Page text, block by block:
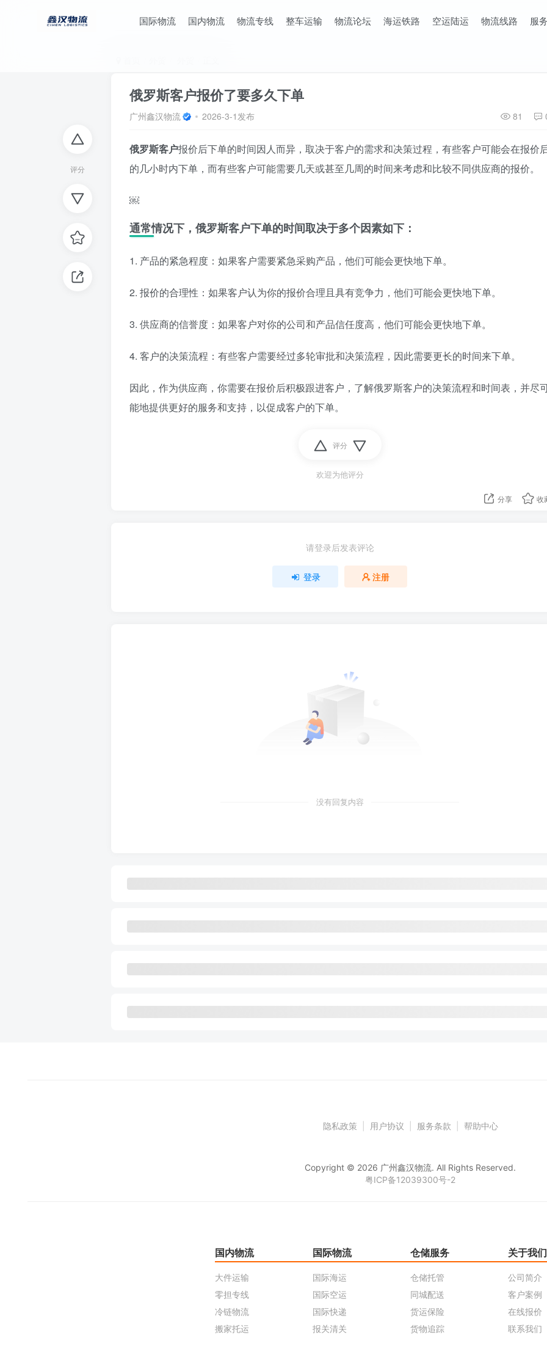
国际物流 国内物流 物流专线 整车运输 物流论坛 海运铁路 空运陆运 物流线路 服
评分
俄罗斯客户报价了要多久下单
广州鑫汉物流 2026-3-1发布 81
俄罗斯客户报价后下单的时间因人而异，取决于客户的需求和决策过程，有些客户可能会在报价
的几小时内下单，而有些客户可能需要几天或甚至几周的时间来考虑和比较不同供应商的报价。
￼
通常情况下，俄罗斯客户下单的时间取决于多个因素如下：
1. 产品的紧急程度：如果客户需要紧急采购产品，他们可能会更快地下单。
2. 报价的合理性：如果客户认为你的报价合理且具有竞争力，他们可能会更快地下单。
3. 供应商的信誉度：如果客户对你的公司和产品信任度高，他们可能会更快地下单。
4. 客户的决策流程：有些客户需要经过多轮审批和决策流程，因此需要更长的时间来下单。
因此，作为供应商，你需要在报价后积极跟进客户，了解俄罗斯客户的决策流程和时间表，并尽
能地提供更好的服务和支持，以促成客户的下单。
评分
欢迎为他评分
分享 收
请登录后发表评论
登录 注册
没有回复内容
隐私政策 用户协议 服务条款 帮助中心
Copyright © 2026 广州鑫汉物流. All Rights Reserved.
粤ICP备12039300号-2
国内物流
大件运输
零担专线
冷链物流
搬家托运
国际物流
国际海运
国际空运
国际快递
报关清关
仓储服务
仓储托管
同城配送
货运保险
货物追踪
关于我们
公司简介
客户案例
在线报价
联系我们